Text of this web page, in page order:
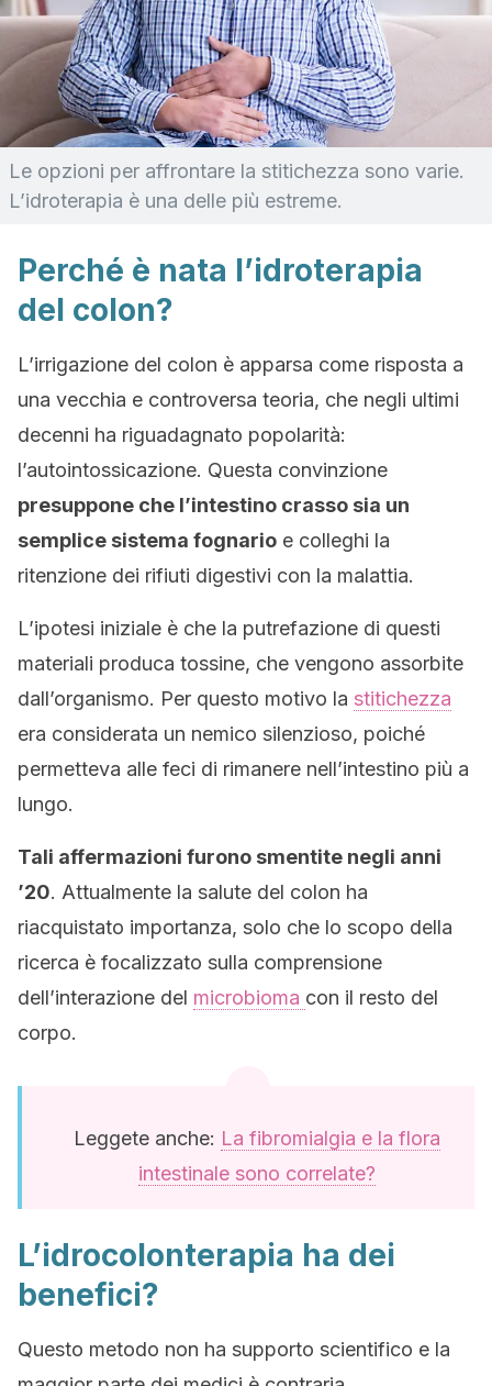
Le opzioni per affrontare la stitichezza sono varie.
L’idroterapia è una delle più estreme.
Perché è nata l’idroterapia
del colon?
L’irrigazione del colon è apparsa come risposta a
una vecchia e controversa teoria, che negli ultimi
decenni ha riguadagnato popolarità:
l’autointossicazione. Questa convinzione
presuppone che l’intestino crasso sia un
semplice sistema fognario e colleghi la
ritenzione dei rifiuti digestivi con la malattia.
L’ipotesi iniziale è che la putrefazione di questi
materiali produca tossine, che vengono assorbite
dall’organismo. Per questo motivo la stitichezza
era considerata un nemico silenzioso, poiché
permetteva alle feci di rimanere nell’intestino più a
lungo.
Tali affermazioni furono smentite negli anni
’20. Attualmente la salute del colon ha
riacquistato importanza, solo che lo scopo della
ricerca è focalizzato sulla comprensione
dell’interazione del microbioma con il resto del
corpo.
Leggete anche: La fibromialgia e la flora
intestinale sono correlate?
L’idrocolonterapia ha dei
benefici?
Questo metodo non ha supporto scientifico e la